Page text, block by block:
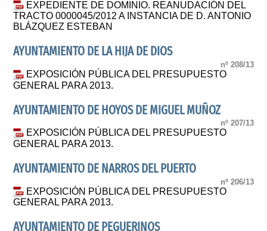
EXPEDIENTE DE DOMINIO. REANUDACIÓN DEL
TRACTO 0000045/2012 A INSTANCIA DE D. ANTONIO
BLÁZQUEZ ESTEBAN
AYUNTAMIENTO DE LA HIJA DE DIOS
nº 208/13
EXPOSICIÓN PÚBLICA DEL PRESUPUESTO
GENERAL PARA 2013.
AYUNTAMIENTO DE HOYOS DE MIGUEL MUÑOZ
nº 207/13
EXPOSICIÓN PÚBLICA DEL PRESUPUESTO
GENERAL PARA 2013.
AYUNTAMIENTO DE NARROS DEL PUERTO
nº 206/13
EXPOSICIÓN PÚBLICA DEL PRESUPUESTO
GENERAL PARA 2013.
AYUNTAMIENTO DE PEGUERINOS